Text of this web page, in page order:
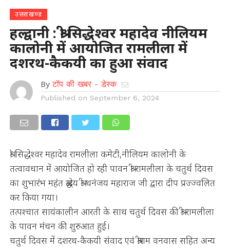
उत्तराखण्ड
हल्द्वानी : श्री सिद्धेश्वर महादेव नीलियम
कालोनी में आयोजित रामलीला में
दशरथ-कैकयी का हुआ संवाद
By टॉप की खबर - डेस्क
Published on September 6, 2024
श्री सिद्धेश्वर महादेव रामलीला कमेटी,नीलियम कालोनी के
तत्वावधान में आयोजित हो रही पावन श्री रामलीला के चतुर्थ दिवस
का शुभारंभ महंत श्रद्धेय श्री धनंजय महाराज जी द्वारा दीप प्रज्ज्वलित
कर किया गया।
तत्पश्चात सायंकालीन आरती के साथ चतुर्थ दिवस की श्री रामलीला
के पावन मंचन की शुरुआत हुई।
चतुर्थ दिवस में दशरथ-कैकयी संवाद एवं श्रीराम वनवास सहित अन्य